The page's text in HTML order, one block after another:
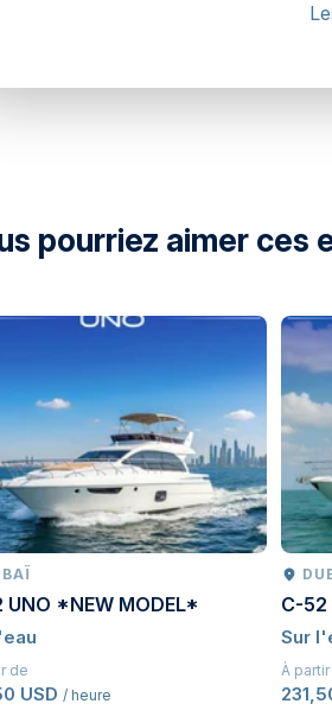
pourriez aimer ces
UNO *NEW MODEL*
de
USD / heure
C-52
Sur
À